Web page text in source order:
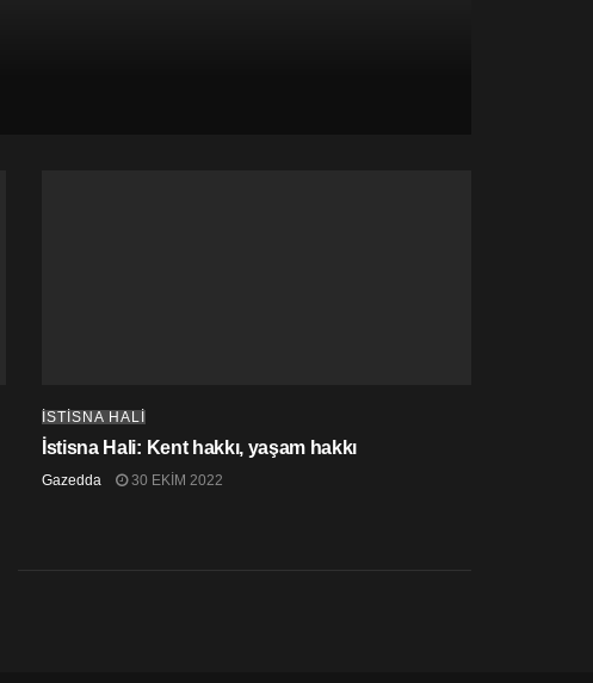
İSTİSNA HALİ
İstisna Hali: Kent hakkı, yaşam hakkı
Gazedda 30 EKIM 2022